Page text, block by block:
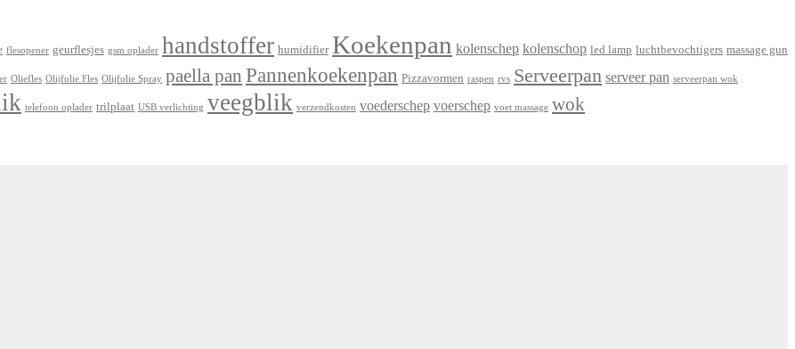
flesopener geurflesjes gsm oplader handstoffer humidifier Koekenpan kolenschep kolenschop led lamp luchtbevochtigers massage gun
Oliefles Olijfolie Fles Olijfolie Spray paella pan Pannenkoekenpan Pizzavormen raspen rvs Serveerpan serveer pan serveerpan wok
telefoon oplader trilplaat USB verlichting veegblik verzendkosten voederschep voerschep voet massage wok